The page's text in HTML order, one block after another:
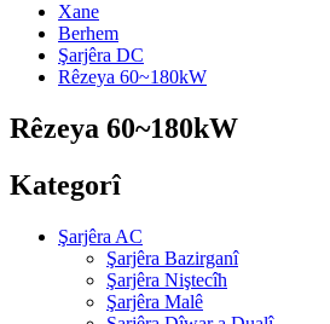
Xane
Berhem
Şarjêra DC
Rêzeya 60~180kW
Rêzeya 60~180kW
Kategorî
Şarjêra AC
Şarjêra Bazirganî
Şarjêra Niştecîh
Şarjêra Malê